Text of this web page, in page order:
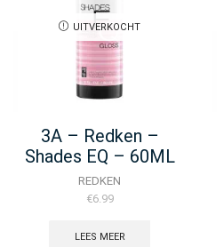
UITVERKOCHT
3A – Redken –
Shades EQ – 60ML
REDKEN
€6.99
LEES MEER